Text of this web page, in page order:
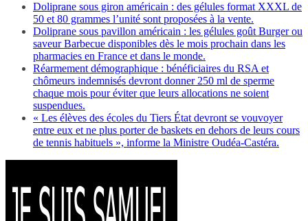
Doliprane sous giron américain : des gélules format XXXL de
50 et 80 grammes l’unité sont proposées à la vente.
Doliprane sous pavillon américain : les gélules goût Burger ou
saveur Barbecue disponibles dès le mois prochain dans les
pharmacies en France et dans le monde.
Réarmement démographique : bénéficiaires du RSA et
chômeurs indemnisés devront donner 250 ml de sperme
chaque mois pour éviter que leurs allocations ne soient
suspendues.
« Les élèves des écoles du Tiers État devront se vouvoyer
entre eux et ne plus porter de baskets en dehors de leurs cours
de tennis habituels », informe la Ministre Oudéa-Castéra.